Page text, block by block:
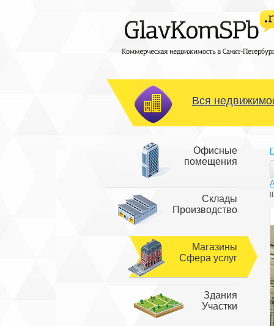
Вся
Офисные
помещения
Склады
Производство
Магазины
Сфера услуг
Здания
Участки